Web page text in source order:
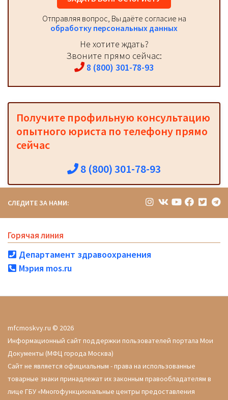
Отправляя вопрос, Вы даёте согласие на
обработку персональных данных
Не хотите ждать?
Звоните прямо сейчас:
8 (800) 301-78-93
Получите профильную консультацию
опытного юриста по телефону прямо
сейчас
8 (800) 301-78-93
СЛЕДИТЕ ЗА НАМИ:
Горячая линия
Департамент здравоохранения
Мэрия mos.ru
mfcmoskvy.ru © 2026
Информационный сайт поддержки пользователей портала Мои
Документы (МФЦ города Москва)
Сайт не является официальным - права на использованные
товарные знаки принадлежат их законным правообладателям в
лице ГБУ «Многофункциональные центры предоставления